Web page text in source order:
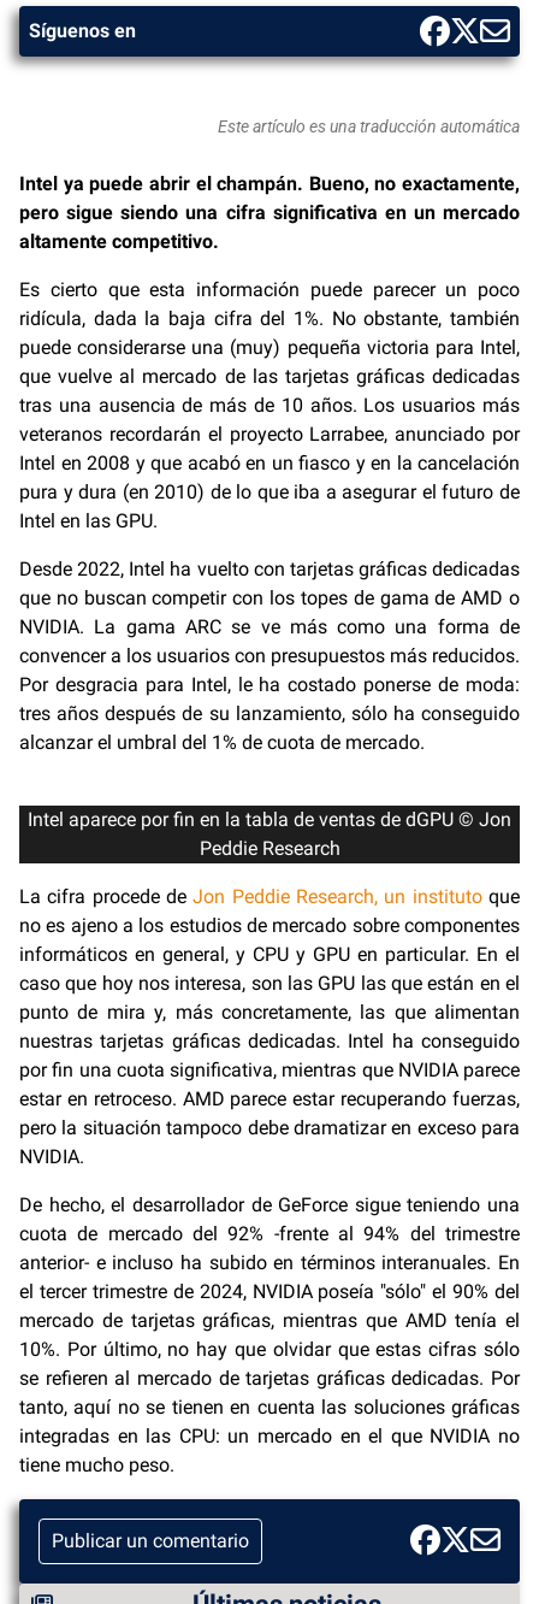
Síguenos en
Este artículo es una traducción automática
Intel ya puede abrir el champán. Bueno, no exactamente,
pero sigue siendo una cifra significativa en un mercado
altamente competitivo.
Es cierto que esta información puede parecer un poco
ridícula, dada la baja cifra del 1%. No obstante, también
puede considerarse una (muy) pequeña victoria para Intel,
que vuelve al mercado de las tarjetas gráficas dedicadas
tras una ausencia de más de 10 años. Los usuarios más
veteranos recordarán el proyecto Larrabee, anunciado por
Intel en 2008 y que acabó en un fiasco y en la cancelación
pura y dura (en 2010) de lo que iba a asegurar el futuro de
Intel en las GPU.
Desde 2022, Intel ha vuelto con tarjetas gráficas dedicadas
que no buscan competir con los topes de gama de AMD o
NVIDIA. La gama ARC se ve más como una forma de
convencer a los usuarios con presupuestos más reducidos.
Por desgracia para Intel, le ha costado ponerse de moda:
tres años después de su lanzamiento, sólo ha conseguido
alcanzar el umbral del 1% de cuota de mercado.
Intel aparece por fin en la tabla de ventas de dGPU © Jon
Peddie Research
La cifra procede deJon Peddie Research, un institutoque
no es ajeno a los estudios de mercado sobre componentes
informáticos en general, y CPU y GPU en particular. En el
caso que hoy nos interesa, son las GPU las que están en el
punto de mira y, más concretamente, las que alimentan
nuestras tarjetas gráficas dedicadas. Intel ha conseguido
por fin una cuota significativa, mientras que NVIDIA parece
estar en retroceso. AMD parece estar recuperando fuerzas,
pero la situación tampoco debe dramatizar en exceso para
NVIDIA.
De hecho, el desarrollador de GeForce sigue teniendo una
cuota de mercado del 92% -frente al 94% del trimestre
anterior- e incluso ha subido en términos interanuales. En
el tercer trimestre de 2024, NVIDIA poseía "sólo" el 90% del
mercado de tarjetas gráficas, mientras que AMD tenía el
10%. Por último, no hay que olvidar que estas cifras sólo
se refieren al mercado de tarjetas gráficas dedicadas. Por
tanto, aquí no se tienen en cuenta las soluciones gráficas
integradas en las CPU: un mercado en el que NVIDIA no
tiene mucho peso.
Publicar un comentario